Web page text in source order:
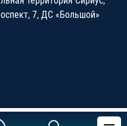
7, ДС «Большой»